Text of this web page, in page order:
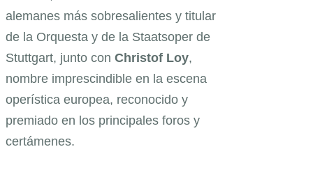
alemanes más sobresalientes y titular
de la Orquesta y de la Staatsoper de
Stuttgart, junto con Christof Loy,
nombre imprescindible en la escena
operística europea, reconocido y
premiado en los principales foros y
certámenes.